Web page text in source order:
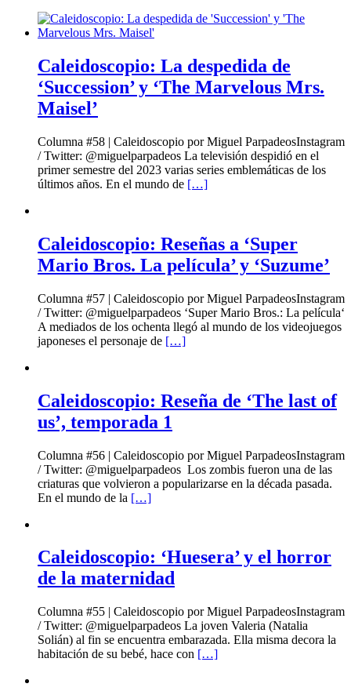
Caleidoscopio: La despedida de
‘Succession’ y ‘The Marvelous Mrs.
Maisel’
Columna #58 | Caleidoscopio por Miguel ParpadeosInstagram
/ Twitter: @miguelparpadeos La televisión despidió en el
primer semestre del 2023 varias series emblemáticas de los
últimos años. En el mundo de […]
Caleidoscopio: Reseñas a ‘Super
Mario Bros. La película’ y ‘Suzume’
Columna #57 | Caleidoscopio por Miguel ParpadeosInstagram
/ Twitter: @miguelparpadeos ‘Super Mario Bros.: La película‘
A mediados de los ochenta llegó al mundo de los videojuegos
japoneses el personaje de […]
Caleidoscopio: Reseña de ‘The last of
us’, temporada 1
Columna #56 | Caleidoscopio por Miguel ParpadeosInstagram
/ Twitter: @miguelparpadeos Los zombis fueron una de las
criaturas que volvieron a popularizarse en la década pasada.
En el mundo de la […]
Caleidoscopio: ‘Huesera’ y el horror
de la maternidad
Columna #55 | Caleidoscopio por Miguel ParpadeosInstagram
/ Twitter: @miguelparpadeos La joven Valeria (Natalia
Solián) al fin se encuentra embarazada. Ella misma decora la
habitación de su bebé, hace con […]